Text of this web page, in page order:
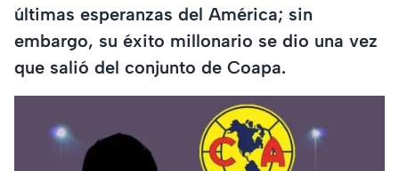
últimas esperanzas del América; sin
embargo, su éxito millonario se dio una vez
que salió del conjunto de Coapa.